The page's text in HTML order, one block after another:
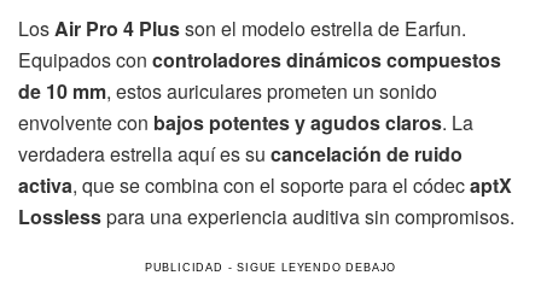
LosAir Pro 4 Plusson el modelo estrella de Earfun.
Equipados con controladores dinámicos compuestos
de 10 mm, estos auriculares prometen un sonido
envolvente con bajos potentes y agudos claros. La
verdadera estrella aquí es su cancelación de ruido
activa, que se combina con el soporte para el códecaptX
Losslesspara una experiencia auditiva sin compromisos.